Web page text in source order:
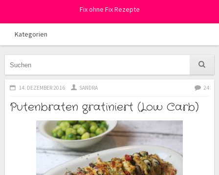
Fix ohne Fix Rezepte
Kategorien
14. DEZEMBER 2016 SANDRA 24
Putenbraten gratiniert (Low Carb)